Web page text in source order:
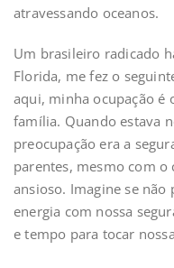
atravessando oceanos.
Um brasileiro radicado
Florida, me fez o
aqui, minha ocupação é
família. Quando estava
preocupação era a
parentes, mesmo com
ansioso. Imagine se não
energia com nossa
e tempo para tocar